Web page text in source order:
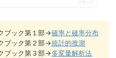
ポチップ
ブック第１部→確率と確率分布
ブック第２部→統計的推測
ブック第３部→多変量解析法